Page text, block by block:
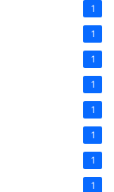
1
1
1
1
1
1
1
1